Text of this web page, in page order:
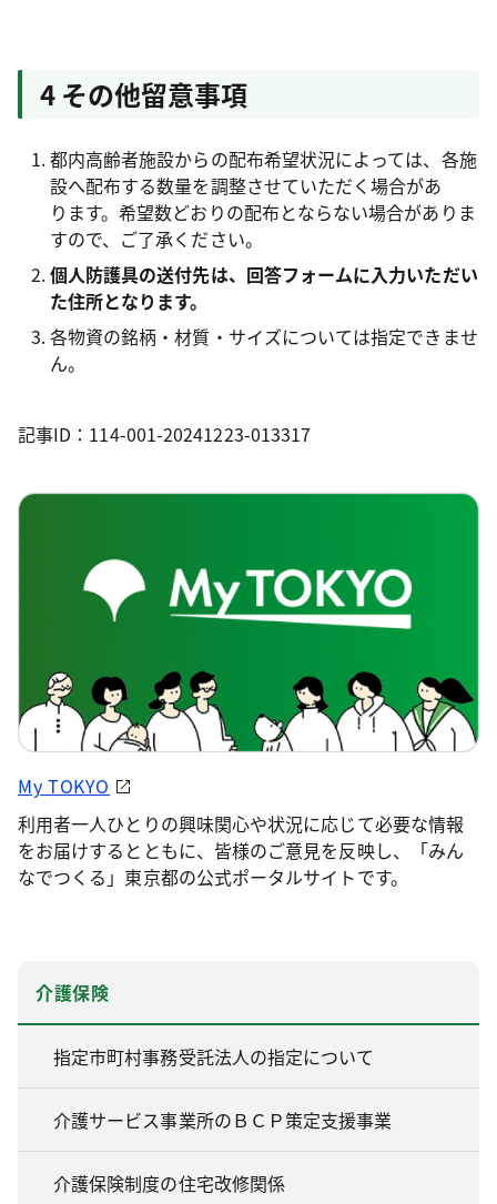
4 その他留意事項
都内高齢者施設からの配布希望状況によっては、各施
設へ配布する数量を調整させていただく場合があ
ります。希望数どおりの配布とならない場合がありま
すので、ご了承ください。
個人防護具の送付先は、回答フォームに入力いただい
た住所となります。
各物資の銘柄・材質・サイズについては指定できませ
ん。
記事ID：114-001-20241223-013317
My TOKYO
利用者一人ひとりの興味関心や状況に応じて必要な情報
をお届けするとともに、皆様のご意見を反映し、「みん
なでつくる」東京都の公式ポータルサイトです。
介護保険
指定市町村事務受託法人の指定について
介護サービス事業所のＢＣＰ策定支援事業
介護保険制度の住宅改修関係